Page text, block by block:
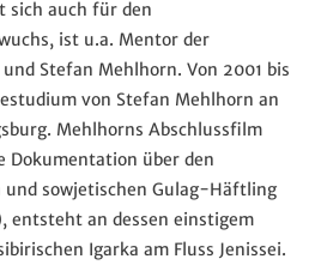
sich auch für den
ist u.a. Mentor der
Stefan Mehlhorn. Von 2001 bis
von Stefan Mehlhorn an
Mehlhorns Abschlussfilm
Dokumentation über den
und sowjetischen Gulag-Häftling
entsteht an dessen einstigem
Igarka am Fluss Jenissei.